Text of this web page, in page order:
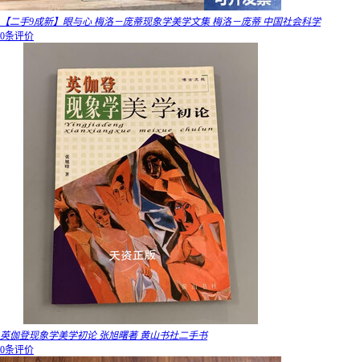
【二手9成新】眼与心 梅洛－庞蒂现象学美学文集 梅洛－庞蒂 中国社会科学
0条评价
英伽登现象学美学初论 张旭曙著 黄山书社二手书
0条评价